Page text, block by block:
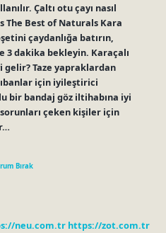
Çaltı otu çayı nasıl
The Best of Naturals Kara
çaydanlığa batırın,
3 dakika bekleyin. Karaçalı
Taze yapraklardan
için iyileştirici
bir bandaj göz iltihabına iyi
çeken kişiler için
Bırak
neu.com.tr https://zot.com.tr